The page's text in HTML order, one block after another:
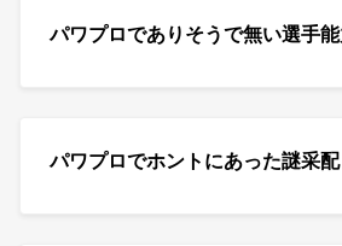
パワプロでありそうで無い選手
パワプロでホントにあった謎采配